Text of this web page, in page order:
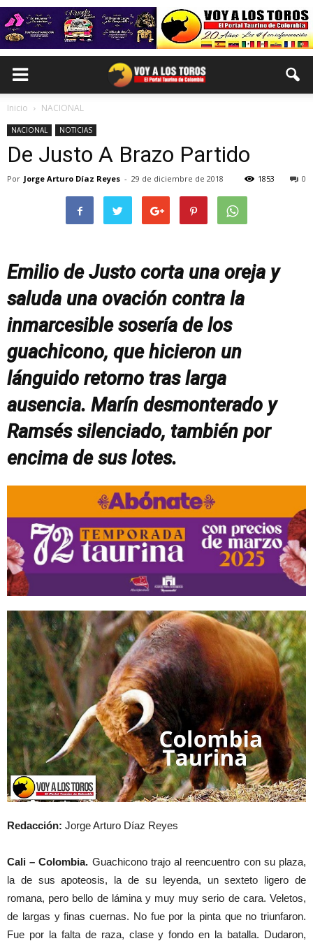
Inicio NACIONAL
NACIONAL NOTICIAS
De Justo A Brazo Partido
Por Jorge Arturo Díaz Reyes - 29 de diciembre de 2018 0
1853
Emilio de Justo corta una oreja y
saluda una ovación contra la
inmarcesible sosería de los
guachicono, que hicieron un
lánguido retorno tras larga
ausencia. Marín desmonterado y
Ramsés silenciado, también por
encima de sus lotes.
Redacción: Jorge Arturo Díaz Reyes
Cali – Colombia. Guachicono trajo al reencuentro con su plaza,
la de sus apoteosis, la de su leyenda, un sexteto ligero de
romana, pero bello de lámina y muy muy serio de cara. Veletos,
de largas y finas cuernas. No fue por la pinta que no triunfaron.
Fue por la falta de raza, clase y fondo en la batalla. Dudaron,